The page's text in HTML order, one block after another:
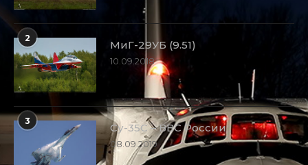
2
МиГ-29УБ (9.51)
10.09.2018
3
Су-35С – ВВС России
08.09.2019